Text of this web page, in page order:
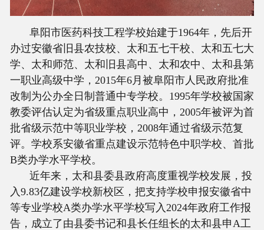
阜阳市医药科技工程学校始建于1964年，先后开
办过安徽省旧县农技校、太和五七干校、太和五七大
学、太和师范、太和旧县高中、太和农中、太和县第
一职业高级中学，2015年6月被阜阳市人民政府批准
改制为公办全日制普通中专学校。1995年学校被国家
教委评估认定为省级重点职业高中，2005年被评为首
批省级示范中等职业学校，2008年通过省级示范复
评。学校系安徽省重点建设示范特色中职学校、首批
B类办学水平学校。
近年来，太和县委县政府高度重视学校发展，投
入9.83亿建设学校新校区，把支持学校申报安徽省中
等专业学校A类办学水平学校写入2024年政府工作报
告，成立了由县委书记和县长任组长的太和县申A工